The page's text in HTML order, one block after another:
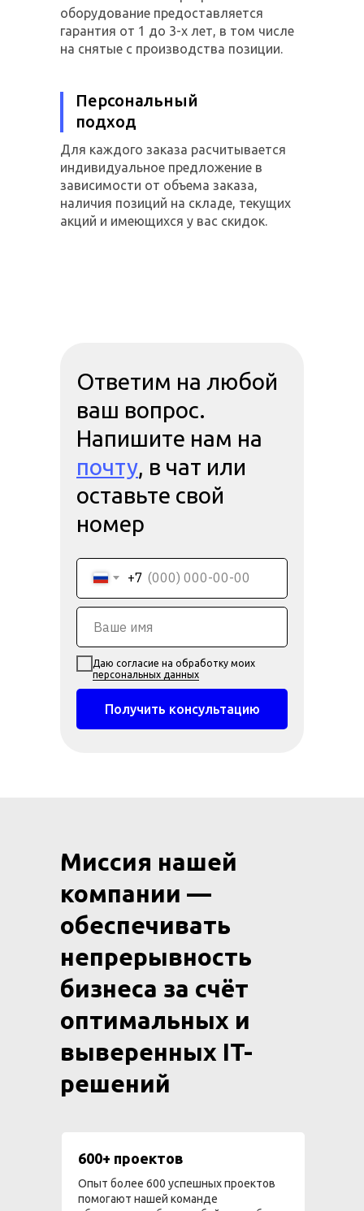
оборудование предоставляется
гарантия от 1 до 3-х лет, в том числе
на снятые с производства позиции.
Персональный
подход
Для каждого заказа расчитывается
индивидуальное предложение в
зависимости от объема заказа,
наличия позиций на складе, текущих
акций и имеющихся у вас скидок.
Ответим на любой
ваш вопрос.
Напишите нам на
почту, в чат или
оставьте свой
номер
+7
Даю согласие на обработку моих
персональных данных
Получить консультацию
Миссия нашей
компании —
обеспечивать
непрерывность
бизнеса за счёт
оптимальных и
выверенных IT-
решений
600+ проектов
Опыт более 600 успешных проектов
помогают нашей команде